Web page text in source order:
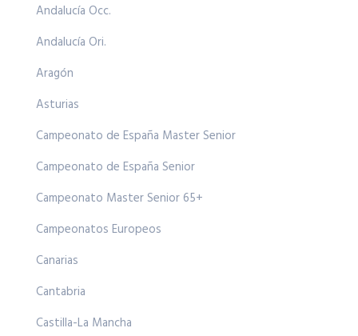
Andalucía Occ.
Andalucía Ori.
Aragón
Asturias
Campeonato de España Master Senior
Campeonato de España Senior
Campeonato Master Senior 65+
Campeonatos Europeos
Canarias
Cantabria
Castilla-La Mancha